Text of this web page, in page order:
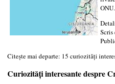
ONU.
Scris
Citește mai departe: 15 curiozități
Curiozități interesante despre